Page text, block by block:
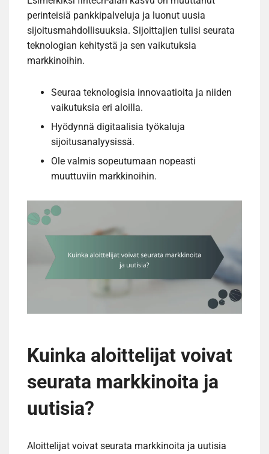
perinteisiä pankkipalveluja ja luonut uusia
sijoitusmahdollisuuksia. Sijoittajien tulisi seurata
teknologian kehitystä ja sen vaikutuksia
markkinoihin.
Seuraa teknologisia innovaatioita ja niiden
vaikutuksia eri aloilla.
Hyödynnä digitaalisia työkaluja
sijoitusanalyysissä.
Ole valmis sopeutumaan nopeasti
muuttuviin markkinoihin.
Kuinka aloittelijat voivat
seurata markkinoita ja
uutisia?
Aloittelijat voivat seurata markkinoita ja uutisia